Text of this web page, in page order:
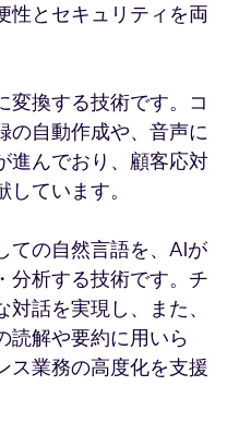
性とセキュリティを両
変換する技術です。コ
の自動作成や、音声に
進んでおり、顧客応対
ています。
ての自然言語を、AIが
分析する技術です。チ
話を実現し、また、
読解や要約に用いら
ス業務の高度化を支援